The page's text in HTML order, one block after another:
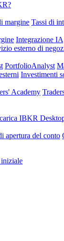
margine Tassi di
Integrazione IA
esterno di
PortfolioAnalyst
Investimenti
Academy
IBKR
apertura del conto